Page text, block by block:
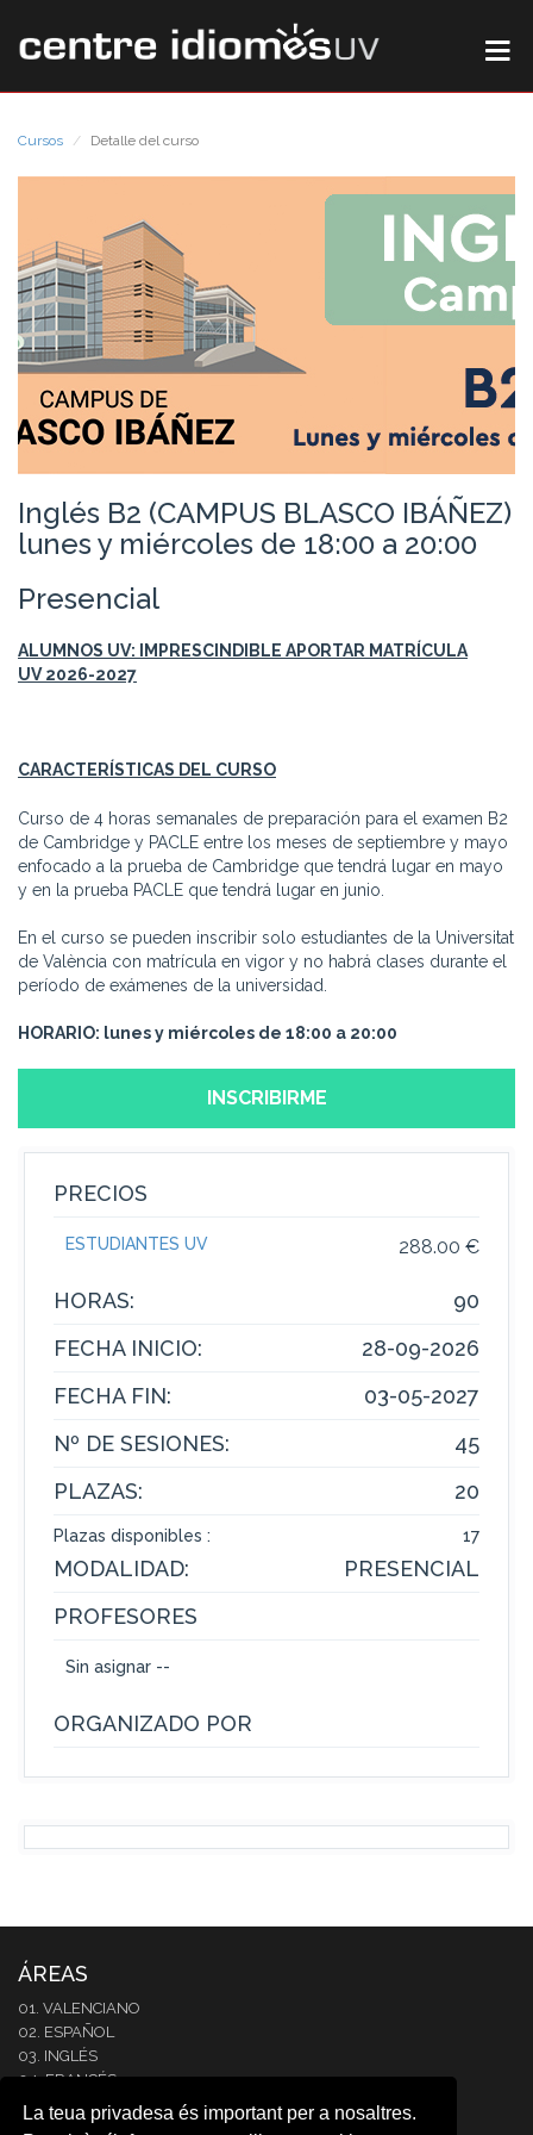
La teua privadesa és important per a nosaltres.
Cursos Detalle del curso
Inglés B2 (CAMPUS BLASCO IBÁÑEZ)
lunes y miércoles de 18:00 a 20:00
Presencial
ALUMNOS UV: IMPRESCINDIBLE APORTAR MATRÍCULA
UV2026-2027
CARACTERÍSTICAS DEL CURSO
Curso de 4 horas semanales de preparación para el examen B2
de Cambridge y PACLE entre los meses de septiembre y mayo
enfocado a la prueba de Cambridge que tendrá lugar en mayo
y en la prueba PACLE que tendrá lugar en junio.
En el curso se pueden inscribir solo estudiantes de la Universitat
de València con matrícula en vigor y no habrá clases durante el
período de exámenes de la universidad.
HORARIO: lunes y miércoles de 18:00 a 20:00
INSCRIBIRME
PRECIOS
288.00 €
ESTUDIANTES UV
HORAS:
90
FECHA INICIO:
28-09-2026
FECHA FIN:
03-05-2027
Nº DE SESIONES:
45
PLAZAS:
20
Plazas disponibles : 17
MODALIDAD:
PRESENCIAL
PROFESORES
Sin asignar --
ORGANIZADO POR
ÁREAS
01. VALENCIANO
02. ESPAÑOL
03. INGLÉS
04. FRANCÉS
05. ITALIANO
06. ALEMÁN